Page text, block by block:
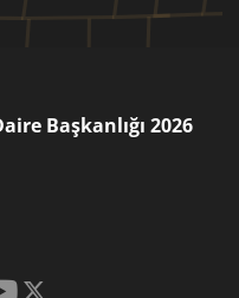
Başkanlığı 2026